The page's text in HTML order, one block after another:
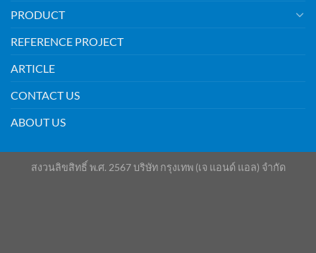
PRODUCT
REFERENCE PROJECT
ARTICLE
CONTACT US
ABOUT US
สงวนลิขสิทธิ์ พ.ศ. 2567 บริษัท กรุงเทพ (เจ แอนด์ แอล) จำกัด